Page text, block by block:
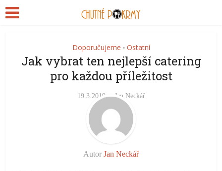
Doporučujeme • Ostatní
Jak vybrat ten nejlepší catering
pro každou příležitost
19.3.2019 Jan Neckář
Autor Jan Neckář